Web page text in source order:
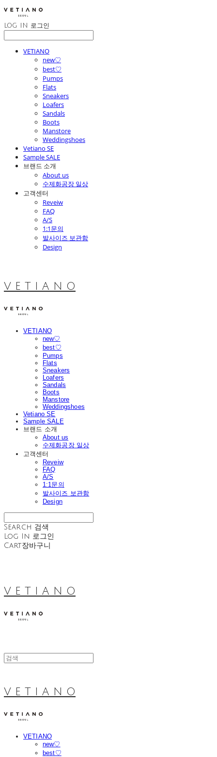
LOG IN 로그인
VETIANO
new♡
best♡
Pumps
Flats
Sneakers
Loafers
Sandals
Boots
Manstore
Weddingshoes
Vetiano SE
Sample SALE
브랜드 소개
About us
수제화공장 일상
고객센터
Reveiw
FAQ
A/S
1:1문의
발사이즈 보관함
Design
V E T I A N O
VETIANO
new♡
best♡
Pumps
Flats
Sneakers
Loafers
Sandals
Boots
Manstore
Weddingshoes
Vetiano SE
Sample SALE
브랜드 소개
About us
수제화공장 일상
고객센터
Reveiw
FAQ
A/S
1:1문의
발사이즈 보관함
Design
Search 검색
Log In 로그인
Cart장바구니
V E T I A N O
V E T I A N O
VETIANO
new♡
best♡